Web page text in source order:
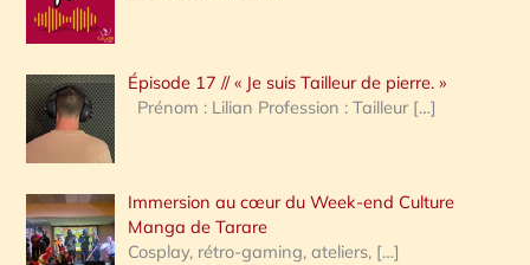
r
c
h
e
:
Épisode 17 // « Je suis Tailleur de pierre. »
Prénom : Lilian Profession : Tailleur […]
Immersion au cœur du Week-end Culture
Manga de Tarare
Cosplay, rétro-gaming, ateliers, […]